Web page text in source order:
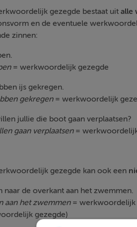
gezegde bestaat uit alle
en de eventuele
zinnen:
= werkwoordelijk gezegde
ijs gekregen.
gekregen= werkwoordelijk
jullie die boot gaan verplaatsen?
gaan verplaatsen=
gezegde kan ook een
naar de overkant aan het zwemmen.
aan het zwemmen= werkwoordelijk
gezegde)